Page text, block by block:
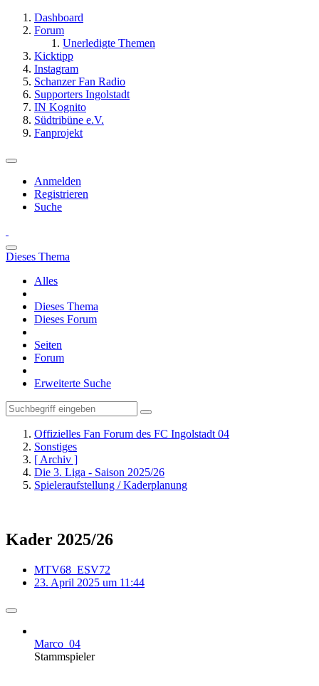
Dashboard
Forum
Unerledigte Themen
Kicktipp
Instagram
Schanzer Fan Radio
Supporters Ingolstadt
IN Kognito
Südtribüne e.V.
Fanprojekt
Anmelden
Registrieren
Suche
Dieses Thema
Alles
Dieses Thema
Dieses Forum
Seiten
Forum
Erweiterte Suche
Offizielles Fan Forum des FC Ingolstadt 04
Sonstiges
[ Archiv ]
Die 3. Liga - Saison 2025/26
Spieleraufstellung / Kaderplanung
Kader 2025/26
MTV68_ESV72
23. April 2025 um 11:44
Marco_04
Stammspieler